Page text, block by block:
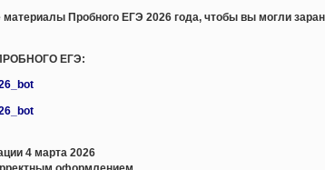
Пробного ЕГЭ 2026 года, чтобы вы могли
ЕГЭ:
4 марта 2026
оформлением